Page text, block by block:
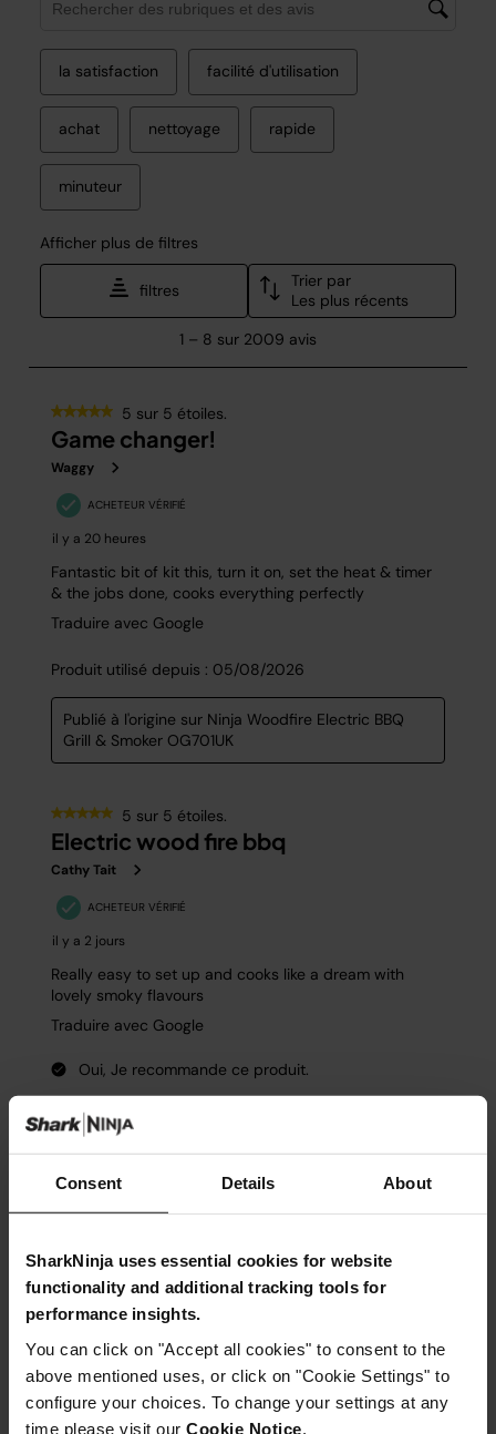
Consent Details About
SharkNinja uses essential cookies for website
functionality and additional tracking tools for
performance insights.
You can click on "Accept all cookies" to consent to the
above mentioned uses, or click on "Cookie Settings" to
configure your choices. To change your settings at any
time please visit our Cookie Notice